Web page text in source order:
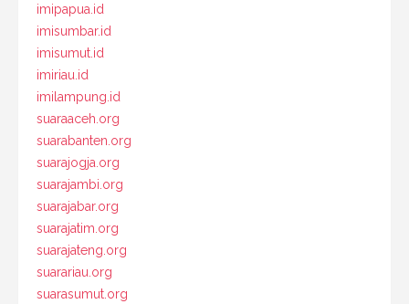
imipapua.id
imisumbar.id
imisumut.id
imiriau.id
imilampung.id
suaraaceh.org
suarabanten.org
suarajogja.org
suarajambi.org
suarajabar.org
suarajatim.org
suarajateng.org
suarariau.org
suarasumut.org